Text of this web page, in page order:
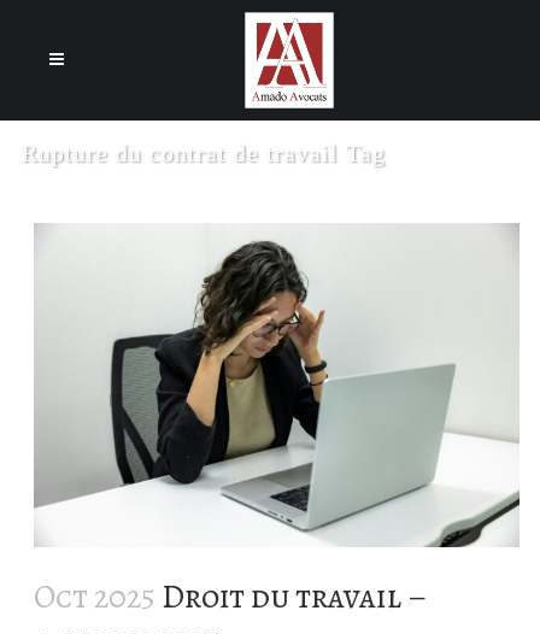
Rupture du contrat de travail Tag
Oct 2025 Droit du travail –